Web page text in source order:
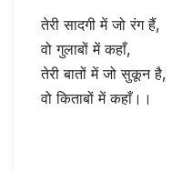
तेरी सादगी में जो रंग हैं,
वो गुलाबों में कहाँ,
तेरी बातों में जो सुकून है,
वो किताबों में कहाँ।।